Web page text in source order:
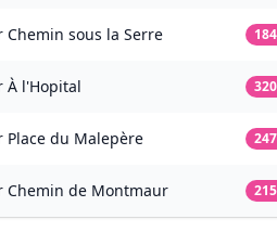
Chemin sous la Serre
À l'Hopital
Place du Malepère
Chemin de Montmaur